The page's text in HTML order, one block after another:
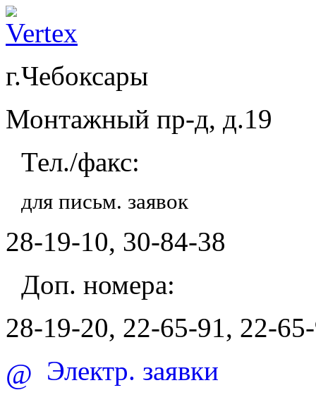
г.Чебоксары
Монтажный пр-д, д.19
Тел./факс:
для письм. заявок
28-19-10, 30-84-38
Доп. номера:
28-19-20, 22-65-91, 22-
@ Электр. заявки